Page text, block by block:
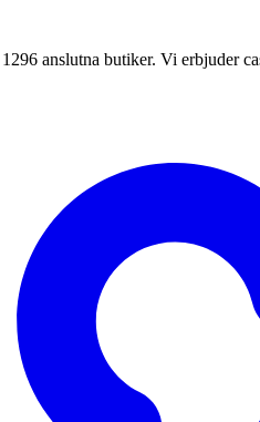
anslutna butiker. Vi erbjuder